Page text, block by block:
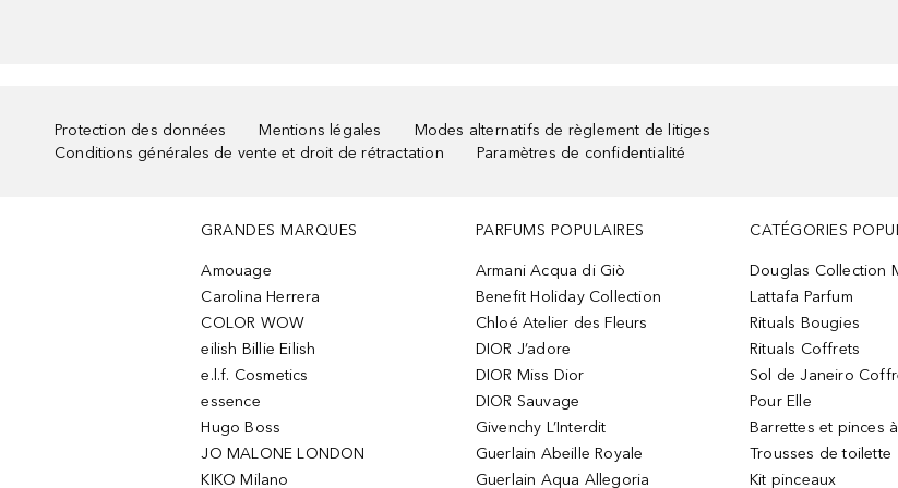
Protection des données Mentions légales
Modes alternatifs de règlement de litiges
Conditions générales de vente et droit de rétractation
Paramètres de confidentialité
GRANDES MARQUES
Amouage
Carolina Herrera
COLOR WOW
eilish Billie Eilish
e.l.f. Cosmetics
essence
Hugo Boss
JO MALONE LONDON
KIKO Milano
PARFUMS POPULAIRES
Armani Acqua di Giò
Benefit Holiday Collection
Chloé Atelier des Fleurs
DIOR J’adore
DIOR Miss Dior
DIOR Sauvage
Givenchy L’Interdit
Guerlain Abeille Royale
Guerlain Aqua Allegoria
CATÉGORIES
Douglas Collection
Lattafa Parfum
Rituals Bougies
Rituals Coffrets
Sol de Janeiro
Pour Elle
Barrettes et pinces
Trousses de toilette
Kit pinceaux